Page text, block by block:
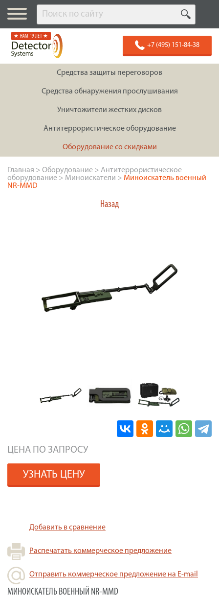
★ НАМ 19 ЛЕТ ★
+7 (495) 151-84-38
Средства защиты переговоров
Средства обнаружения прослушивания
Уничтожители жестких дисков
Антитеррористическое оборудование
Оборудование со скидками
Главная > Оборудование > Антитеррористическое
оборудование > Миноискатели > Миноискатель военный
NR-MMD
Назад
ЦЕНА ПО ЗАПРОСУ
УЗНАТЬ ЦЕНУ
Добавить в сравнение
Распечатать коммерческое предложение
Отправить коммерческое предложение на E-mail
МИНОИСКАТЕЛЬ ВОЕННЫЙ NR-MMD